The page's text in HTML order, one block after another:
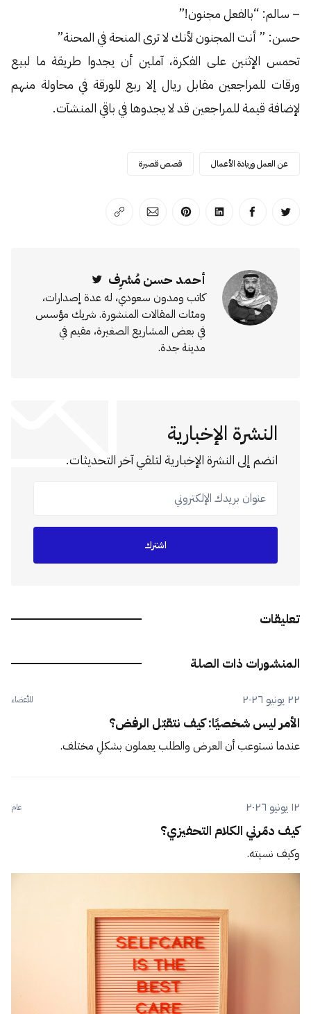
– سالم: “بالفعل مجنون!”
حسن: ” أنت المجنون لأنك لا ترى المنحة في المحنة”
تحمس الإثنين على الفكرة، آملين أن يجدوا طريقة ما لبيع
ورقات للمراجعين مقابل ريال إلا ربع للورقة في محاولة منهم
لإضافة قيمة للمراجعين قد لا يجدوها في باقي المنشآت.
عن العمل وريادة الأعمال قصص قصيرة
انشر على تويترانشر على الفيسبوك
انشر على لينكد إن
انشر على بينترست
انشر على الإيميل
انسخ الرابط
أحمد حسن مُشرِف
كاتب ومدون سعودي، له عدة إصدارات،
ومئات المقالات المنشورة. شريك مؤسس
في بعض المشاريع الصغيرة، مقيم في
مدينة جدة.
النشرة الإخبارية
انضم إلى النشرة الإخبارية لتلقي آخر التحديثات.
عنوان بريدك الإلكتروني
اشترك
تعليقات
المنشورات ذات الصلة
٢٢ يونيو ٢٠٢٦ للأعضاء
الأمر ليس شخصيًا: كيف نتقبّل الرفض؟
عندما نستوعب أن العرض والطلب يعملون بشكلٍ مختلف.
١٢ يونيو ٢٠٢٦ عام
كيف دمّرني الكلام التحفيزي؟
وكيف نسيته.